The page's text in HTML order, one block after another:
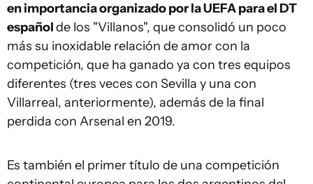
en importancia organizado por la UEFA para el DT
españolde los "Villanos", que consolidó un poco
más su inoxidable relación de amor con la
competición, que ha ganado ya con tres equipos
diferentes (tres veces con Sevilla y una con
Villarreal, anteriormente), además de la final
perdida con Arsenal en 2019.
Es también el primer título de una competición